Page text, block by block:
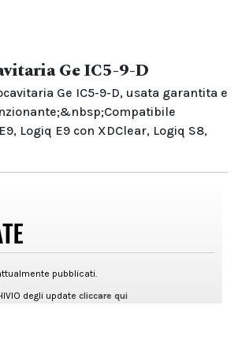
Ge IC5-9-D
Ge IC5-9-D, usata garantita e
Logiq E9 con XDClear, Logiq S8,